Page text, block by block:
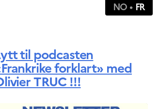
NO FR
til podcasten
forklart» med
TRUC !!!